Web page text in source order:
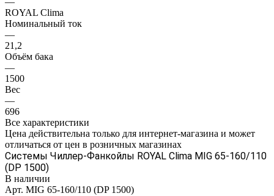
ROYAL Clima
Номинальный ток
—
21,2
Объём бака
—
1500
Вес
—
696
Все характеристики
Цена действительна только для интернет-магазина и может
отличаться от цен в розничных магазинах
Системы Чиллер-Фанкойлы ROYAL Clima MIG 65-160/110
(DP 1500)
В наличии
Арт. MIG 65-160/110 (DP 1500)